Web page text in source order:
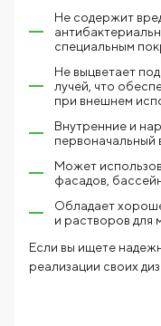
Не содержит
специальным
Не выцветает
лучей, что
при внешнем
Внутренние и
первоначальный
Может
фасадов,
Обладает
и растворов для
Если вы ищете
реализации своих